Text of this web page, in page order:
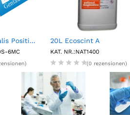
NATtrol T.vaginalis Positive Control (6 x 1.2 mL)
6MC
20L Ecoscint A
KAT. NR.:NAT1400
(0 rezensionen)